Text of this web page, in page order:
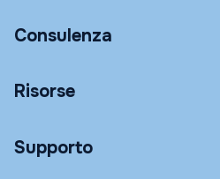
Consulenza
Risorse
Supporto